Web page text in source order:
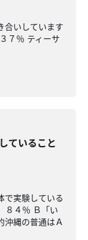
合いしています
７％ ティーサ
ていること
で実験している
４％ Ｂ「い
沖縄の普通はＡ